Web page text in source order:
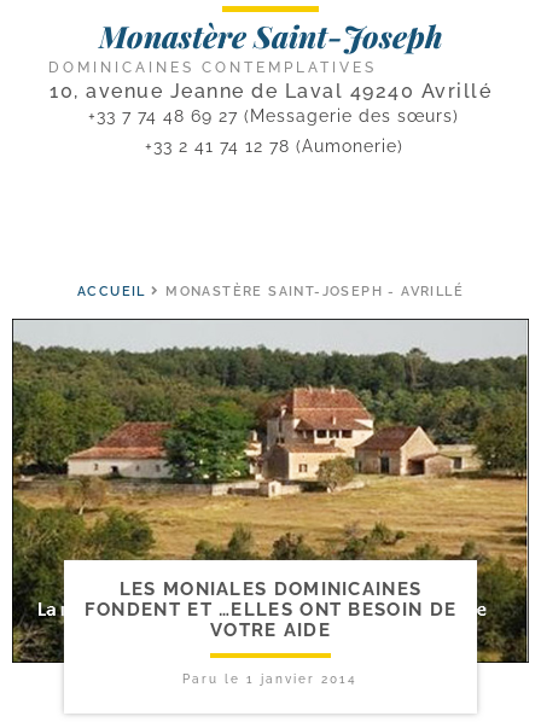
Monastère Saint-Joseph
DOMINICAINES CONTEMPLATIVES
10, avenue Jeanne de Laval 49240 Avrillé
+33 7 74 48 69 27 (Messagerie des sœurs)
+33 2 41 74 12 78 (Aumonerie)
ACCUEIL MONASTÈRE SAINT-JOSEPH - AVRILLÉ
LES MONIALES DOMINICAINES
FONDENT ET …ELLES ONT BESOIN DE
VOTRE AIDE
Paru le1 janvier 2014